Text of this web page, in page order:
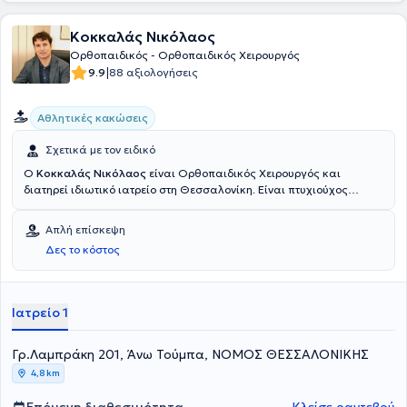
Κοκκαλάς Νικόλαος
Ορθοπαιδικός - Ορθοπαιδικός Χειρουργός
9.9|88 αξιολογήσεις
Αθλητικές κακώσεις
Σχετικά με τον ειδικό
Ο Κοκκαλάς Νικόλαος είναι Ορθοπαιδικός Χειρουργός και
διατηρεί ιδιωτικό ιατρείο στη Θεσσαλονίκη. Είναι πτυχιούχος
Πανεπιστημίου Θεσσαλονίκης. Είναι κάτοχος Μεταπτυχιακού
Τίτλου Σπουδών της Σχολής Επιστημών Υγείας του Δημοκρίτειου
Πανεπιστήμιου Θράκης, καθώς και Διδακτορικού Τίτλου από τη
Σχολή Επιστημών Υγείας του Εθνικού και Καποδιστριακού
ιατρού στην Αρθροσκοπική χειρουργική γόνατος και ώμου στην
Ελάχιστα Επεμβατική Αρθροπλαστική Ισχίου, καθώς και στην
Απλή επίσκεψη
Δες το κόστος
Ιατρείο 1
Γρ.Λαμπράκη 201, Άνω Τούμπα, ΝΟΜΟΣ ΘΕΣΣΑΛΟΝΙΚΗΣ
4,8 km